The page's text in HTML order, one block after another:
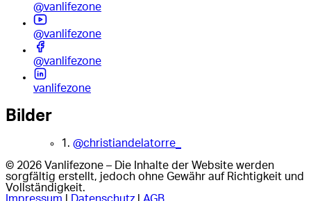
@vanlifezone
@vanlifezone
@vanlifezone
vanlifezone
Bilder
1. @christiandelatorre_
© 2026 Vanlifezone – Die Inhalte der Website werden
sorgfältig erstellt, jedoch ohne Gewähr auf Richtigkeit und
Vollständigkeit.